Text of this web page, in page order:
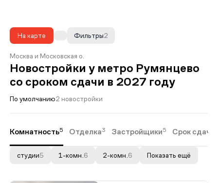
На карте 2
Фильтры
Москва и Московская о.
Новостройки у метро Румянцево
со сроком сдачи в 2027 году
По умолчанию2 новостройки
Комнатность5 Отделка3 Застройщики5 Срок сдачи
студии5 1-комн. 6 2-комн. 6 Показать ещё